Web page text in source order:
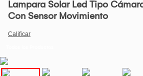
Lampara Solar Led Tipo
Con Sensor Movimiento